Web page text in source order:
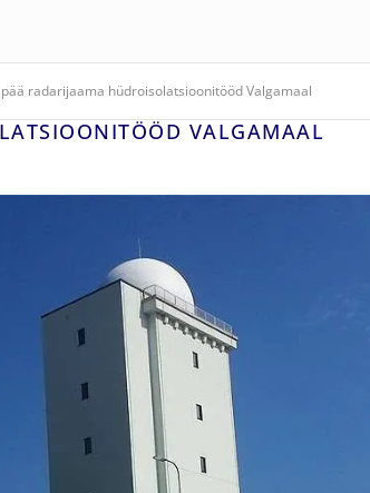
radarijaama hüdroisolatsioonitööd Valgamaal
VALGAMAAL